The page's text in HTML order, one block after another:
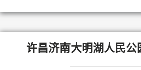
许昌济南大明湖人民公